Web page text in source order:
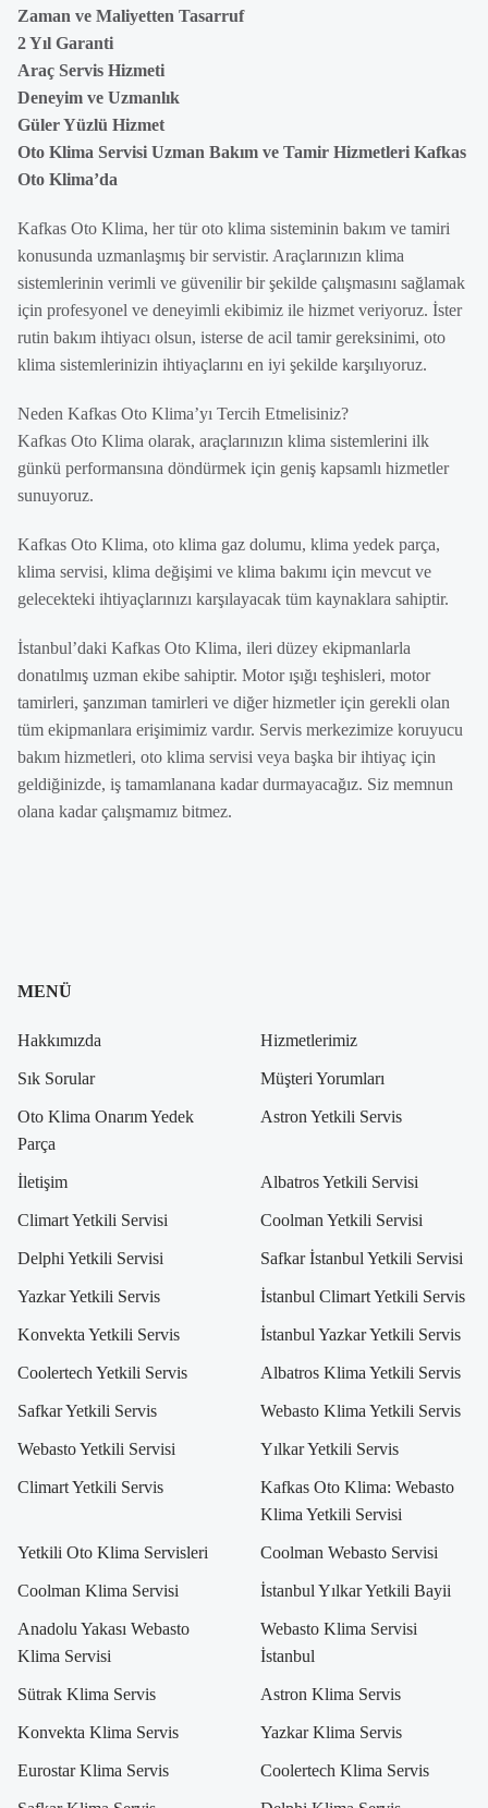
Zaman ve Maliyetten Tasarruf
2 Yıl Garanti
Araç Servis Hizmeti
Deneyim ve Uzmanlık
Güler Yüzlü Hizmet
Oto Klima Servisi Uzman Bakım ve Tamir Hizmetleri Kafkas
Oto Klima’da
Kafkas Oto Klima, her tür oto klima sisteminin bakım ve tamiri
konusunda uzmanlaşmış bir servistir. Araçlarınızın klima
sistemlerinin verimli ve güvenilir bir şekilde çalışmasını sağlamak
için profesyonel ve deneyimli ekibimiz ile hizmet veriyoruz. İster
rutin bakım ihtiyacı olsun, isterse de acil tamir gereksinimi, oto
klima sistemlerinizin ihtiyaçlarını en iyi şekilde karşılıyoruz.
Neden Kafkas Oto Klima’yı Tercih Etmelisiniz?
Kafkas Oto Klima olarak, araçlarınızın klima sistemlerini ilk
günkü performansına döndürmek için geniş kapsamlı hizmetler
sunuyoruz.
Kafkas Oto Klima, oto klima gaz dolumu, klima yedek parça,
klima servisi, klima değişimi ve klima bakımı için mevcut ve
gelecekteki ihtiyaçlarınızı karşılayacak tüm kaynaklara sahiptir.
İstanbul’daki Kafkas Oto Klima, ileri düzey ekipmanlarla
donatılmış uzman ekibe sahiptir. Motor ışığı teşhisleri, motor
tamirleri, şanzıman tamirleri ve diğer hizmetler için gerekli olan
tüm ekipmanlara erişimimiz vardır. Servis merkezimize koruyucu
bakım hizmetleri, oto klima servisi veya başka bir ihtiyaç için
geldiğinizde, iş tamamlanana kadar durmayacağız. Siz memnun
olana kadar çalışmamız bitmez.
MENÜ
Hakkımızda Hizmetlerimiz
Sık Sorular Müşteri Yorumları
Oto Klima Onarım Yedek
Parça
Astron Yetkili Servis
İletişim Albatros Yetkili Servisi
Climart Yetkili Servisi Coolman Yetkili Servisi
Delphi Yetkili Servisi Safkar İstanbul Yetkili Servisi
Yazkar Yetkili Servis İstanbul Climart Yetkili Servis
Konvekta Yetkili Servis İstanbul Yazkar Yetkili Servis
Coolertech Yetkili Servis Albatros Klima Yetkili Servis
Safkar Yetkili Servis Webasto Klima Yetkili Servis
Webasto Yetkili Servisi Yılkar Yetkili Servis
Climart Yetkili Servis
Kafkas Oto Klima: Webasto
Klima Yetkili Servisi
Yetkili Oto Klima Servisleri Coolman Webasto Servisi
Coolman Klima Servisi İstanbul Yılkar Yetkili Bayii
Anadolu Yakası Webasto
Klima Servisi
Webasto Klima Servisi
İstanbul
Sütrak Klima Servis Astron Klima Servis
Konvekta Klima Servis Yazkar Klima Servis
Eurostar Klima Servis Coolertech Klima Servis